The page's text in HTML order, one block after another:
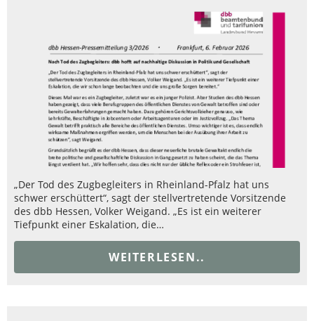
„Der Tod des Zugbegleiters in Rheinland-Pfalz hat uns
schwer erschüttert“, sagt der stellvertretende Vorsitzende
des dbb Hessen, Volker Weigand. „Es ist ein weiterer
Tiefpunkt einer Eskalation, die…
WEITERLESEN..